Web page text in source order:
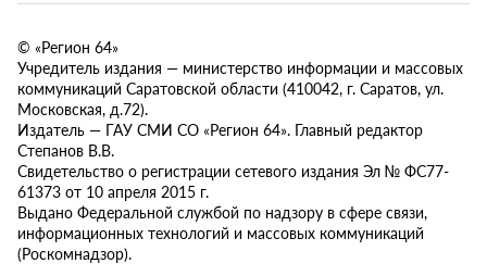
© «Регион 64»
Учредитель издания — министерство информации и массовых
коммуникаций Саратовской области (410042, г. Саратов, ул.
Московская, д.72).
Издатель — ГАУ СМИ СО «Регион 64». Главный редактор
Степанов В.В.
Свидетельство о регистрации сетевого издания Эл № ФС77-
61373 от 10 апреля 2015 г.
Выдано Федеральной службой по надзору в сфере связи,
информационных технологий и массовых коммуникаций
(Роскомнадзор).